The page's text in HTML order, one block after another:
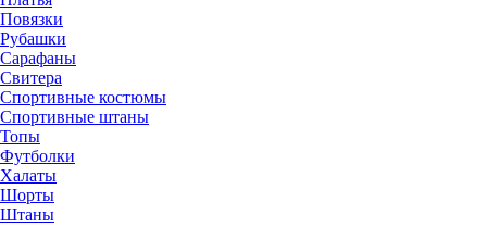
Повязки
Рубашки
Сарафаны
Свитера
Спортивные костюмы
Спортивные штаны
Топы
Футболки
Халаты
Шорты
Штаны